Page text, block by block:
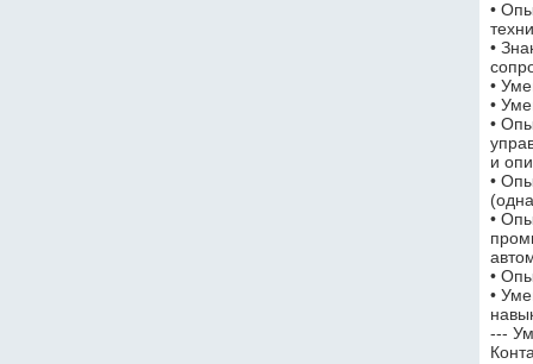
•
•
•
•
•
и
•
•
•
•
---